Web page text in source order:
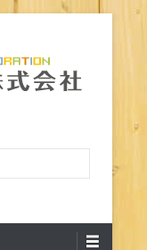
家木材株